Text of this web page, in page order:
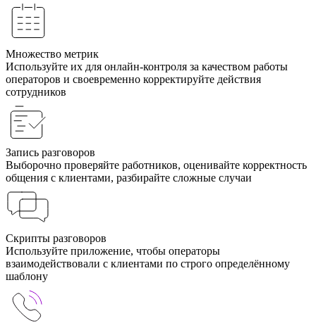
Множество метрик
Используйте их для онлайн-контроля за качеством работы
операторов и своевременно корректируйте действия
сотрудников
Запись разговоров
Выборочно проверяйте работников, оценивайте корректность
общения с клиентами, разбирайте сложные случаи
Скрипты разговоров
Используйте приложение, чтобы операторы
взаимодействовали с клиентами по строго определённому
шаблону